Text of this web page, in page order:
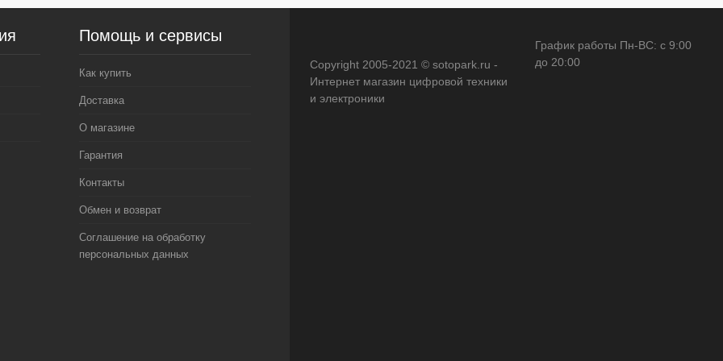
Недоступно
Помощь и сервисы
Как купить
Доставка
О магазине
Гарантия
Контакты
Обмен и возврат
Соглашение на обработку
персональных данных
Copyright 2005-2021 © sotopark.ru -
Интернет магазин цифровой техники
и электроники
График работы Пн-ВС: с 9:00
до 20:00